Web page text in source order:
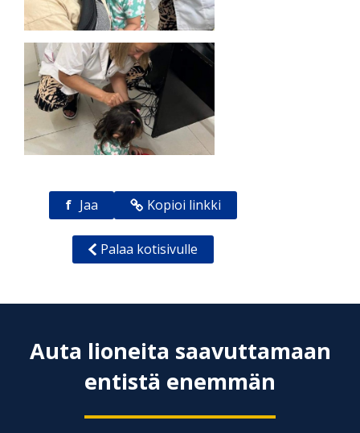
f Jaa Kopioi linkki
Palaa kotisivulle
Auta lioneita saavuttamaan
entistä enemmän